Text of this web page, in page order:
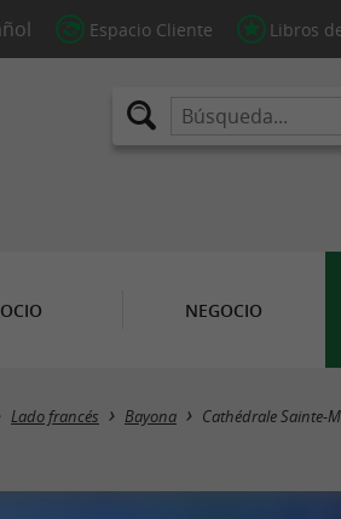
Espacio Cliente Libros
OCIO NEGOCIO
Lado francés Bayona Cathédrale Sainte-